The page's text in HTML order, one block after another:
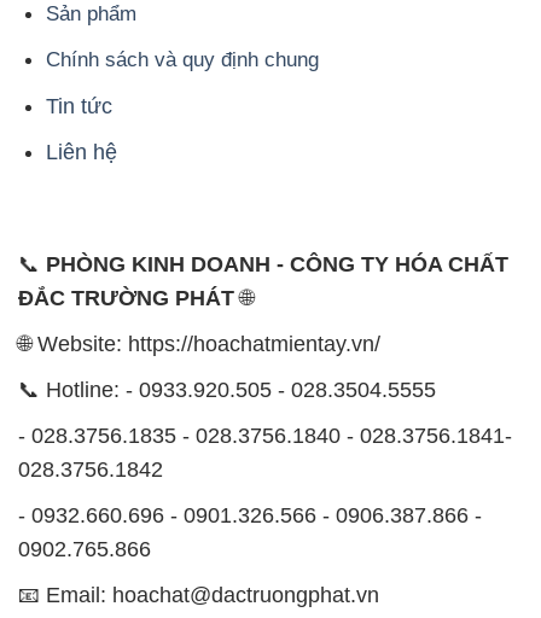
Sản phẩm
Chính sách và quy định chung
Tin tức
Liên hệ
📞 PHÒNG KINH DOANH - CÔNG TY HÓA CHẤT
ĐẮC TRƯỜNG PHÁT🌐
🌐 Website: https://hoachatmientay.vn/
📞 Hotline: - 0933.920.505 - 028.3504.5555
- 028.3756.1835 - 028.3756.1840 - 028.3756.1841-
028.3756.1842
- 0932.660.696 - 0901.326.566 - 0906.387.866 -
0902.765.866
📧 Email: hoachat@dactruongphat.vn